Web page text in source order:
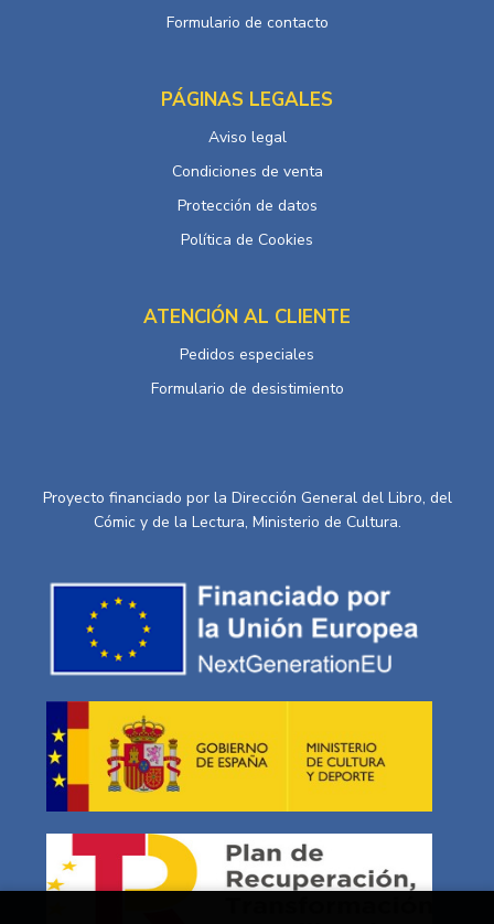
Formulario de contacto
PÁGINAS LEGALES
Aviso legal
Condiciones de venta
Protección de datos
Política de Cookies
ATENCIÓN AL CLIENTE
Pedidos especiales
Formulario de desistimiento
Proyecto financiado por la Dirección General del Libro, del
Cómic y de la Lectura, Ministerio de Cultura.